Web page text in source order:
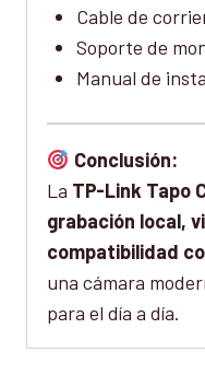
Cable de
Soporte de
Manual de
Conclusión:
La TP-Link Tapo
grabación local,
compatibilidad
una cámara
para el día a día.